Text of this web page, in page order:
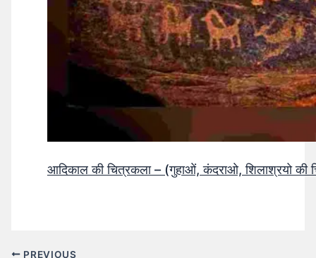
आदिकाल की चित्रकला – (गुहाओं, कंदराओ, शिलाश्रयो की
PREVIOUS